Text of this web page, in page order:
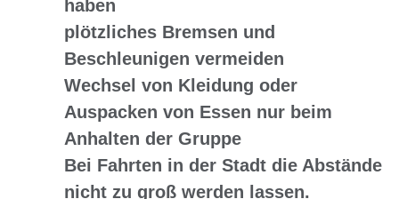
haben
plötzliches Bremsen und
Beschleunigen vermeiden
Wechsel von Kleidung oder
Auspacken von Essen nur beim
Anhalten der Gruppe
Bei Fahrten in der Stadt die Abstände
nicht zu groß werden lassen.